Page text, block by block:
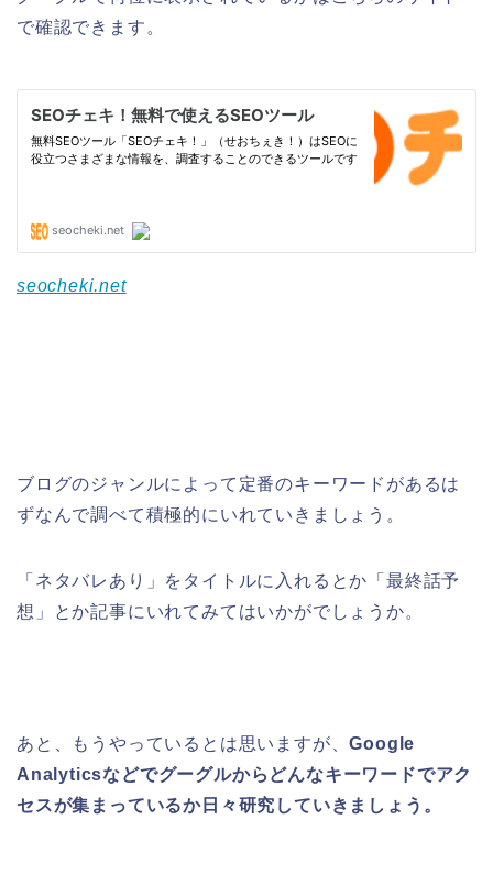
で確認できます。
seocheki.net
ブログのジャンルによって定番のキーワードがあるは
ずなんで調べて積極的にいれていきましょう。
「ネタバレあり」をタイトルに入れるとか「最終話予
想」とか記事にいれてみてはいかがでしょうか。
あと、もうやっているとは思いますが、Google
Analyticsなどでグーグルからどんなキーワードでアク
セスが集まっているか日々研究していきましょう。